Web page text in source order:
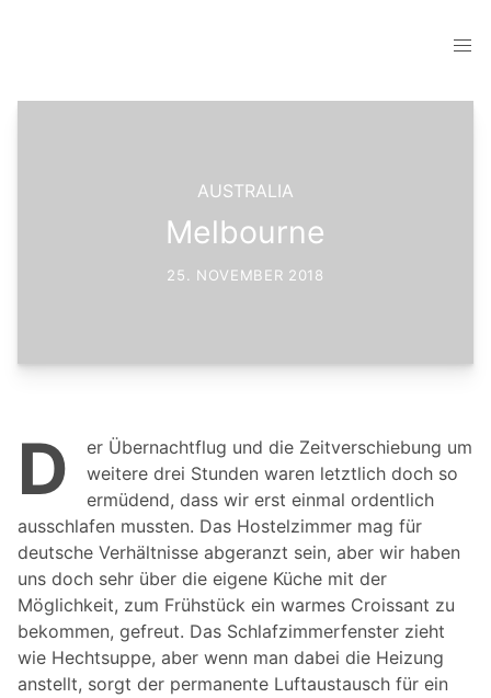
AUSTRALIA
Melbourne
25. NOVEMBER 2018
D
er Übernachtflug und die Zeitverschiebung um
weitere drei Stunden waren letztlich doch so
ermüdend, dass wir erst einmal ordentlich
ausschlafen mussten. Das Hostelzimmer mag für
deutsche Verhältnisse abgeranzt sein, aber wir haben
uns doch sehr über die eigene Küche mit der
Möglichkeit, zum Frühstück ein warmes Croissant zu
bekommen, gefreut. Das Schlafzimmerfenster zieht
wie Hechtsuppe, aber wenn man dabei die Heizung
anstellt, sorgt der permanente Luftaustausch für ein